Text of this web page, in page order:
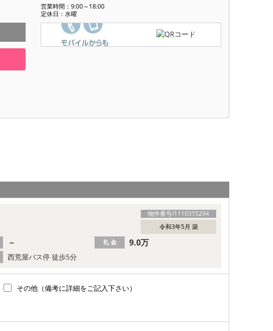
営業時間：9:00～18:00
定休日：水曜
物件番号/1110315294
令和3年5月 築
西荒屋バス停 徒歩5分
－ 礼 金 9.0万
その他（備考に詳細をご記入下さい）